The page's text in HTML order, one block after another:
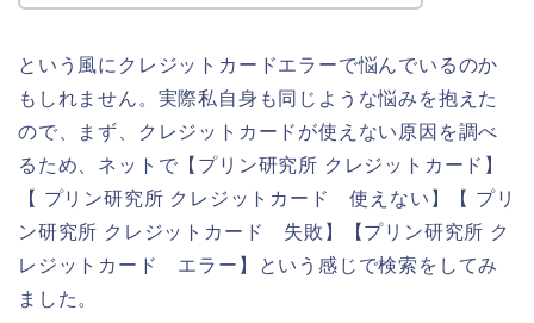
という風にクレジットカードエラーで悩んでいるのか
もしれません。実際私自身も同じような悩みを抱えた
ので、まず、クレジットカードが使えない原因を調べ
るため、ネットで【プリン研究所 クレジットカード】
【 プリン研究所 クレジットカード 使えない】【 プリ
ン研究所 クレジットカード 失敗】【プリン研究所 ク
レジットカード エラー】という感じで検索をしてみ
ました。